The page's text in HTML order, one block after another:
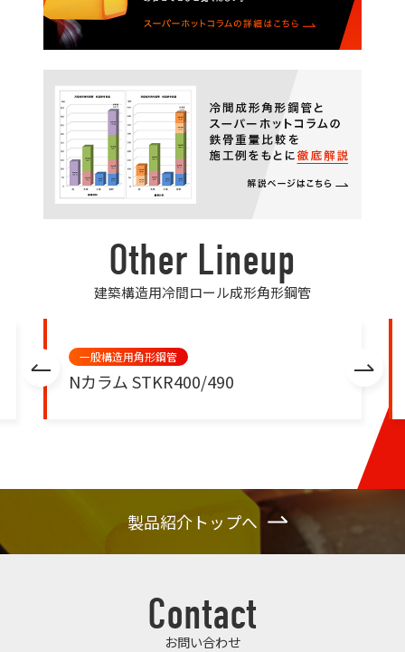
Other Lineup
建築構造用冷間ロール成形角形鋼管
一般構造用角形鋼管
Nカラム STKR400/490
製品紹介トップへ
Contact
お問い合わせ